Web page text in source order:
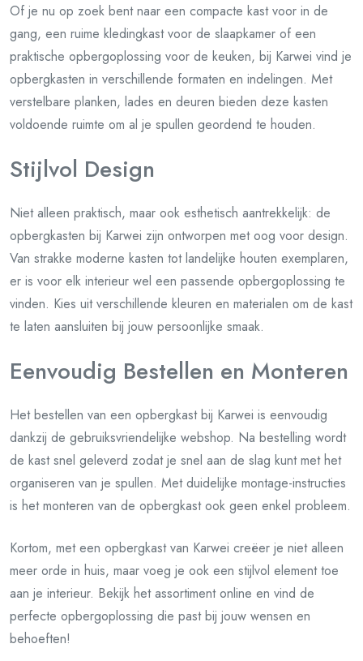
Of je nu op zoek bent naar een compacte kast voor in de
gang, een ruime kledingkast voor de slaapkamer of een
praktische opbergoplossing voor de keuken, bij Karwei vind je
opbergkasten in verschillende formaten en indelingen. Met
verstelbare planken, lades en deuren bieden deze kasten
voldoende ruimte om al je spullen geordend te houden.
Stijlvol Design
Niet alleen praktisch, maar ook esthetisch aantrekkelijk: de
opbergkasten bij Karwei zijn ontworpen met oog voor design.
Van strakke moderne kasten tot landelijke houten exemplaren,
er is voor elk interieur wel een passende opbergoplossing te
vinden. Kies uit verschillende kleuren en materialen om de kast
te laten aansluiten bij jouw persoonlijke smaak.
Eenvoudig Bestellen en Monteren
Het bestellen van een opbergkast bij Karwei is eenvoudig
dankzij de gebruiksvriendelijke webshop. Na bestelling wordt
de kast snel geleverd zodat je snel aan de slag kunt met het
organiseren van je spullen. Met duidelijke montage-instructies
is het monteren van de opbergkast ook geen enkel probleem.
Kortom, met een opbergkast van Karwei creëer je niet alleen
meer orde in huis, maar voeg je ook een stijlvol element toe
aan je interieur. Bekijk het assortiment online en vind de
perfecte opbergoplossing die past bij jouw wensen en
behoeften!